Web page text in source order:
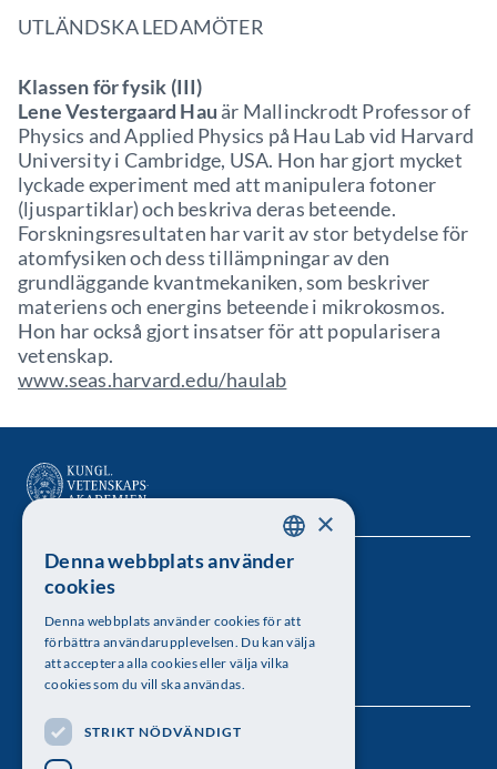
UTLÄNDSKA LEDAMÖTER
Klassen för fysik (III)
Lene Vestergaard Hau är Mallinckrodt Professor of
Physics and Applied Physics på Hau Lab vid Harvard
University i Cambridge, USA. Hon har gjort mycket
lyckade experiment med att manipulera fotoner
(ljuspartiklar) och beskriva deras beteende.
Forskningsresultaten har varit av stor betydelse för
atomfysiken och dess tillämpningar av den
grundläggande kvantmekaniken, som beskriver
materiens och energins beteende i mikrokosmos.
Hon har också gjort insatser för att popularisera
vetenskap.
www.seas.harvard.edu/haulab
Kungl. Vetenskapsakademien
Besöksadress: Lilla Frescativägen 4A
Telefon: 08-673 95 00
Följ oss
SWEDISH
×
Denna webbplats använder
cookies
Denna webbplats använder cookies för att
förbättra användarupplevelsen. Du kan välja
att acceptera alla cookies eller välja vilka
cookies som du vill ska användas.
STRIKT NÖDVÄNDIGT